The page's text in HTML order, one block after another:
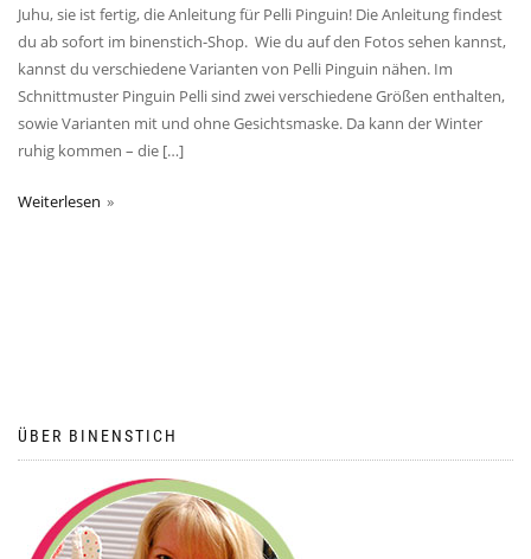
Juhu, sie ist fertig, die Anleitung für Pelli Pinguin! Die Anleitung findest
du ab sofort im binenstich-Shop. Wie du auf den Fotos sehen kannst,
kannst du verschiedene Varianten von Pelli Pinguin nähen. Im
Schnittmuster Pinguin Pelli sind zwei verschiedene Größen enthalten,
sowie Varianten mit und ohne Gesichtsmaske. Da kann der Winter
ruhig kommen – die […]
Weiterlesen
ÜBER BINENSTICH